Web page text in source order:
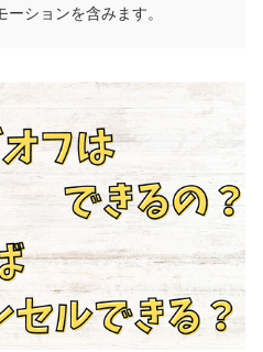
ションを含みます。